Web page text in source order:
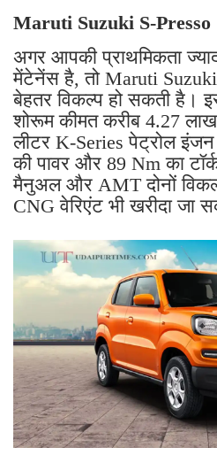
Maruti Suzuki S-Presso
अगर आपकी प्राथमिकता
मेंटेनेंस है, तो Maruti
बेहतर विकल्प हो सकती है।
शोरूम कीमत करीब 4.27
लीटर K-Series पेट्रोल इंजन
की पावर और 89 Nm का
मैनुअल और AMT दोनों
CNG वेरिएंट भी खरीदा जा